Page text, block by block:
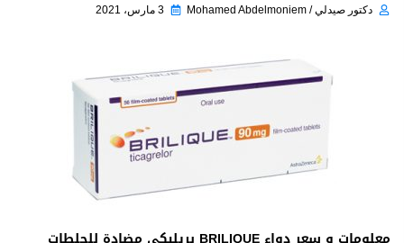
دكتور صيدلي / Mohamed Abdelmoniem 3 مارس، 2021